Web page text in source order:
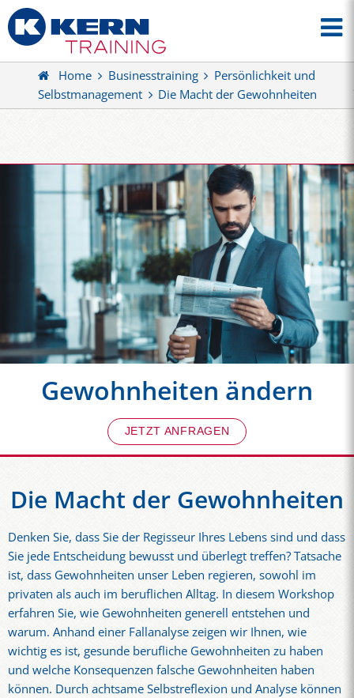
Home Businesstraining
Persönlichkeit und
Selbstmanagement
Die Macht der Gewohnheiten
Gewohnheiten ändern
JETZT ANFRAGEN
Die Macht der Gewohnheiten
Denken Sie, dass Sie der Regisseur Ihres Lebens sind und dass
Sie jede Entscheidung bewusst und überlegt treffen? Tatsache
ist, dass Gewohnheiten unser Leben regieren, sowohl im
privaten als auch im beruflichen Alltag. In diesem Workshop
erfahren Sie, wie Gewohnheiten generell entstehen und
warum. Anhand einer Fallanalyse zeigen wir Ihnen, wie
wichtig es ist, gesunde berufliche Gewohnheiten zu haben
und welche Konsequenzen falsche Gewohnheiten haben
können. Durch achtsame Selbstreflexion und Analyse können